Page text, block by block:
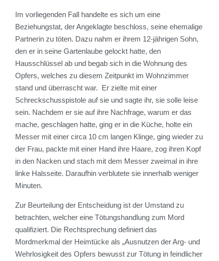
Im vorliegenden Fall handelte es sich um eine
Beziehungstat, der Angeklagte beschloss, seine ehemalige
Partnerin zu töten. Dazu nahm er ihrem 12-jährigen Sohn,
den er in seine Gartenlaube gelockt hatte, den
Hausschlüssel ab und begab sich in die Wohnung des
Opfers, welches zu diesem Zeitpunkt im Wohnzimmer
stand und überrascht war. Er zielte mit einer
Schreckschusspistole auf sie und sagte ihr, sie solle leise
sein. Nachdem er sie auf ihre Nachfrage, warum er das
mache, geschlagen hatte, ging er in die Küche, holte ein
Messer mit einer circa 10 cm langen Klinge, ging wieder zu
der Frau, packte mit einer Hand ihre Haare, zog ihren Kopf
in den Nacken und stach mit dem Messer zweimal in ihre
linke Halsseite. Daraufhin verblutete sie innerhalb weniger
Minuten.
Zur Beurteilung der Entscheidung ist der Umstand zu
betrachten, welcher eine Tötungshandlung zum Mord
qualifiziert. Die Rechtsprechung definiert das
Mordmerkmal der Heimtücke als „Ausnutzen der Arg- und
Wehrlosigkeit des Opfers bewusst zur Tötung in feindlicher